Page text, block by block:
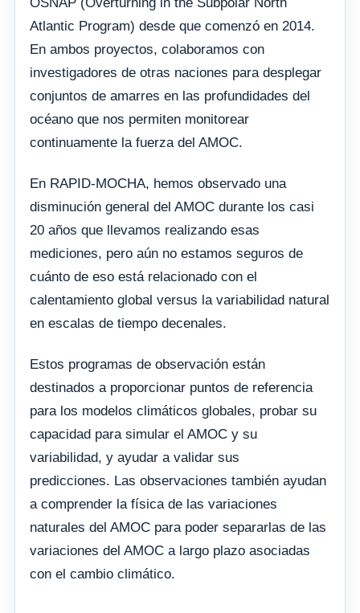
OSNAP (Overturning in the Subpolar North
Atlantic Program) desde que comenzó en 2014.
En ambos proyectos, colaboramos con
investigadores de otras naciones para desplegar
conjuntos de amarres en las profundidades del
océano que nos permiten monitorear
continuamente la fuerza del AMOC.
En RAPID-MOCHA, hemos observado una
disminución general del AMOC durante los casi
20 años que llevamos realizando esas
mediciones, pero aún no estamos seguros de
cuánto de eso está relacionado con el
calentamiento global versus la variabilidad natural
en escalas de tiempo decenales.
Estos programas de observación están
destinados a proporcionar puntos de referencia
para los modelos climáticos globales, probar su
capacidad para simular el AMOC y su
variabilidad, y ayudar a validar sus
predicciones. Las observaciones también ayudan
a comprender la física de las variaciones
naturales del AMOC para poder separarlas de las
variaciones del AMOC a largo plazo asociadas
con el cambio climático.